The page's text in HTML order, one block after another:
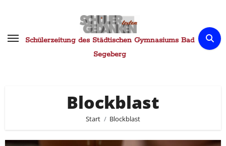
springenSchülerzeitung des Städtischen Gymnasiums Bad
Segeberg
Blockblast
Start Blockblast